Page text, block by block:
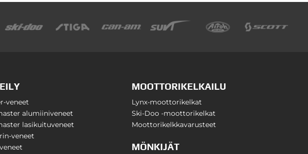
veneet
alumiiniveneet
lasikuituveneet
veneet
MOOTTORIKELKAILU
Lynx-moottorikelkat
Ski-Doo -moottorikelkat
Moottorikelkkavarusteet
MÖNKIJÄT